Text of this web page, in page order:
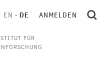
FÜR
EN DE ANMELDEN